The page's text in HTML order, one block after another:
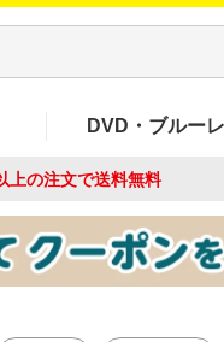
DVD・ブルー
上の注文で送料無料